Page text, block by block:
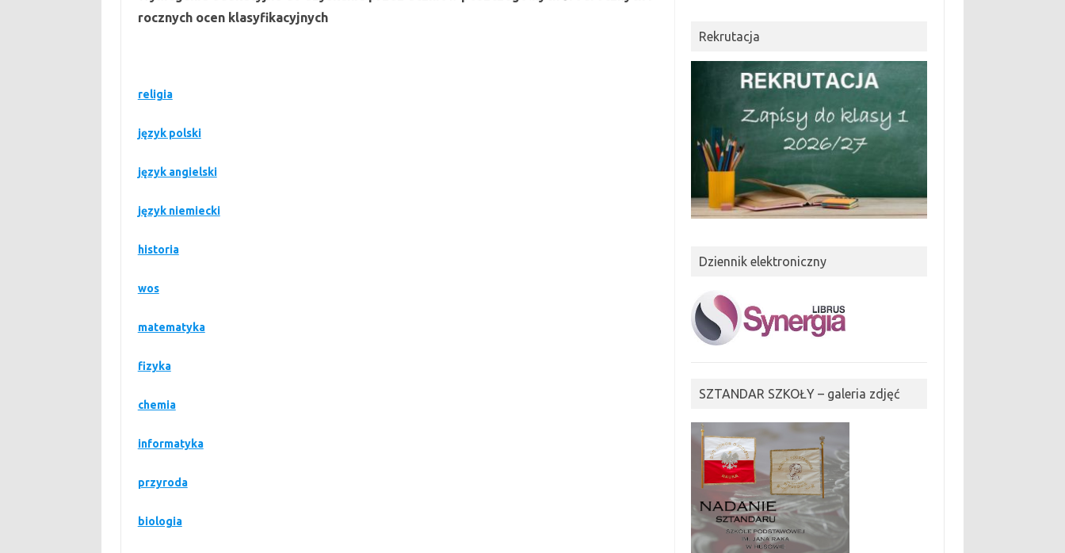
rocznych ocen klasyfikacyjnych
religia
język polski
język angielski
język niemiecki
historia
wos
matematyka
fizyka
chemia
informatyka
przyroda
biologia
Rekrutacja
Dziennik elektroniczny
SZTANDAR SZKOŁY – galeria zdjęć